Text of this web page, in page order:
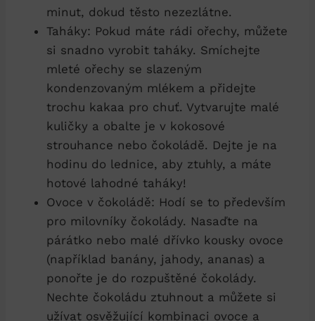
minut, dokud těsto nezezlátne.
Taháky: Pokud máte rádi ořechy, můžete
si snadno vyrobit taháky. Smíchejte
mleté ořechy se slazeným
kondenzovaným mlékem a přidejte
trochu kakaa pro chuť. Vytvarujte malé
kuličky a obalte je v kokosové
strouhance nebo čokoládě. Dejte je na
hodinu do lednice, aby ztuhly, a máte
hotové lahodné taháky!
Ovoce v čokoládě: Hodí se to především
pro milovníky čokolády. Nasaďte na
párátko nebo malé dřívko kousky ovoce
(například banány, jahody, ananas) a
ponořte je do rozpuštěné čokolády.
Nechte čokoládu ztuhnout a můžete si
užívat osvěžující kombinaci ovoce a